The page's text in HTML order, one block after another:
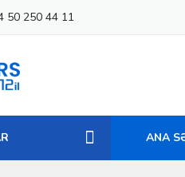
50 250 44 11
ANA